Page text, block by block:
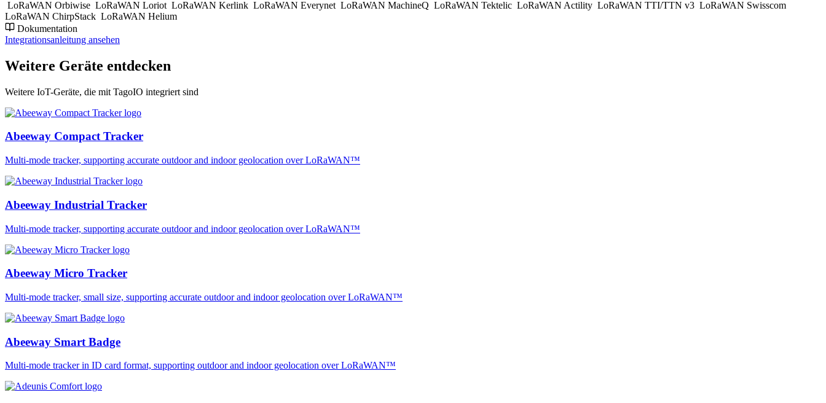
LoRaWAN Orbiwise LoRaWAN Loriot LoRaWAN Kerlink LoRaWAN Everynet LoRaWAN MachineQ LoRaWAN Tektelic LoRaWAN Actility LoRaWAN TTI/TTN v3 LoRaWAN Swisscom
LoRaWAN ChirpStack LoRaWAN Helium
Dokumentation
Integrationsanleitung ansehen
Weitere Geräte entdecken
Weitere IoT-Geräte, die mit TagoIO integriert sind
Abeeway Compact Tracker
Multi-mode tracker, supporting accurate outdoor and indoor geolocation over LoRaWAN™
Abeeway Industrial Tracker
Multi-mode tracker, supporting accurate outdoor and indoor geolocation over LoRaWAN™
Abeeway Micro Tracker
Multi-mode tracker, small size, supporting accurate outdoor and indoor geolocation over LoRaWAN™
Abeeway Smart Badge
Multi-mode tracker in ID card format, supporting outdoor and indoor geolocation over LoRaWAN™